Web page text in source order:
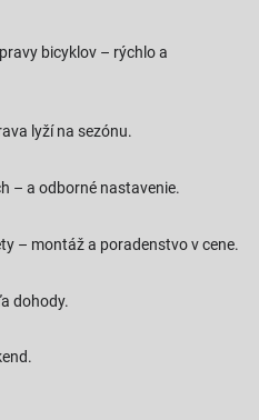
bicyklov – rýchlo a
lyží na sezónu.
– a odborné nastavenie.
– montáž a poradenstvo v cene.
dohody.